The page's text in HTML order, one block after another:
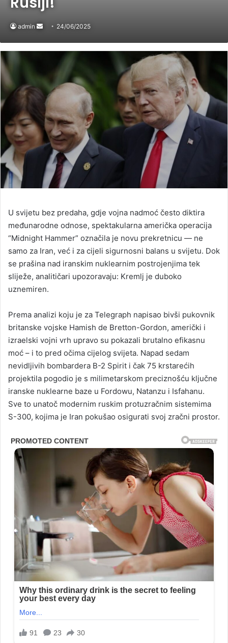
admin
Send
email
24/06/2025
U svijetu bez predaha, gdje vojna nadmoć često diktira
međunarodne odnose, spektakularna američka operacija
“Midnight Hammer” označila je novu prekretnicu — ne
samo za Iran, već i za cijeli sigurnosni balans u svijetu. Dok
se prašina nad iranskim nuklearnim postrojenjima tek
sliježe, analitičari upozoravaju: Kremlj je duboko
uznemiren.
Prema analizi koju je za Telegraph napisao bivši pukovnik
britanske vojske Hamish de Bretton-Gordon, američki i
izraelski vojni vrh upravo su pokazali brutalno efikasnu
moć – i to pred očima cijelog svijeta. Napad sedam
nevidljivih bombardera B-2 Spirit i čak 75 krstarećih
projektila pogodio je s milimetarskom preciznošću ključne
iranske nuklearne baze u Fordowu, Natanzu i Isfahanu.
Sve to unatoč modernim ruskim protuzračnim sistemima
S-300, kojima je Iran pokušao osigurati svoj zračni prostor.